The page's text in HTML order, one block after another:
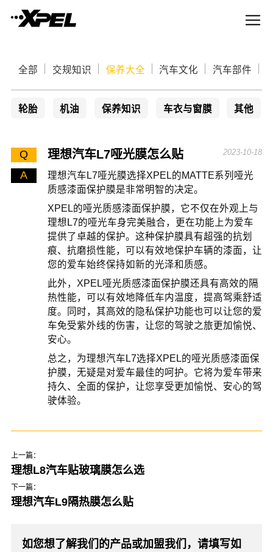
全部 交规知识 保养大全 汽车文化 汽车部件
轮胎 机油 保养知识 车衣与窗膜 其他
Q 理想汽车L7哑光膜怎么贴 2023-10-18
A
理想汽车L7哑光膜选择XPEL的MATTE系列哑光
质感漆面保护膜是非常明智的决定。
XPEL的哑光质感漆面保护膜，它不仅在外观上与
理想L7的哑光车身完美融合，更在功能上为爱车
提供了卓越的保护。这种保护膜具有超强的抗划
痕、抗磨损性能，可以有效地保护车辆的漆面，让
您的爱车始终保持如新的光泽和质感。
此外，XPEL哑光质感漆面保护膜还具有高效的隔
热性能，可以有效地降低车内温度，提高驾乘舒适
度。同时，其高效的隐私保护功能也可以让您的爱
车免受紫外线的伤害，让您的驾驶之旅更加愉悦、
安心。
总之，为理想汽车L7选择XPEL的哑光质感漆面保
护膜，无疑是对爱车最佳的呵护。它将为爱车带来
持久、全面的保护，让您享受更加愉悦、安心的驾
驶体验。
上一篇：
理想L8汽车贴玻璃膜怎么选
下一篇：
理想汽车L9隔热膜怎么贴
如您想了解我们的产品或加盟我们，请填写如